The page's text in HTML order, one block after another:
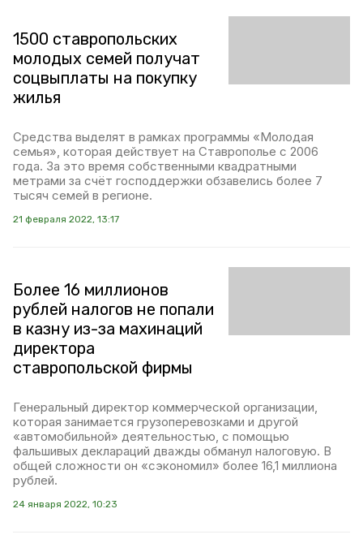
1500 ставропольских
молодых семей получат
соцвыплаты на покупку
жилья
Средства выделят в рамках программы «Молодая
семья», которая действует на Ставрополье с 2006
года. За это время собственными квадратными
метрами за счёт господдержки обзавелись более 7
тысяч семей в регионе.
21 февраля 2022, 13:17
Более 16 миллионов
рублей налогов не попали
в казну из-за махинаций
директора
ставропольской фирмы
Генеральный директор коммерческой организации,
которая занимается грузоперевозками и другой
«автомобильной» деятельностью, с помощью
фальшивых деклараций дважды обманул налоговую. В
общей сложности он «сэкономил» более 16,1 миллиона
рублей.
24 января 2022, 10:23